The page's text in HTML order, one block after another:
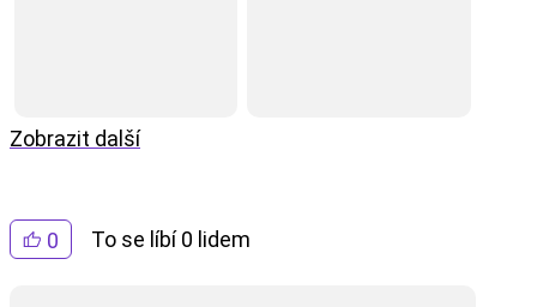
0 To se líbí 0 lidem
Zobrazit další